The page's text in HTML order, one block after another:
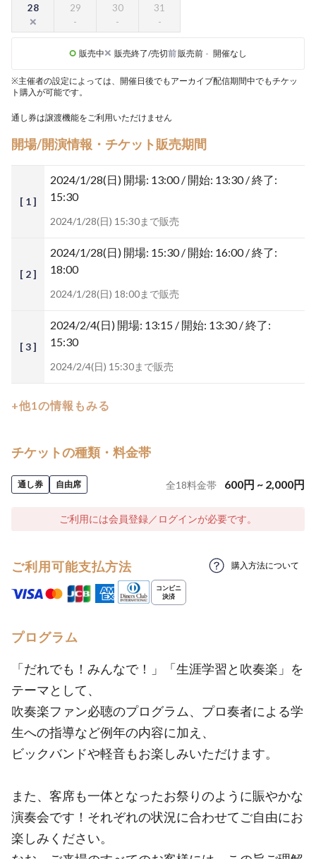
28 29 30 31
販売中 販売終了/売切前販売前 - 開催なし
※主催者の設定によっては、開催日後でもアーカイブ配信期間中でもチケッ
ト購入が可能です。
通し券は譲渡機能をご利用いただけません
開場/開演情報・チケット販売期間
[ 1 ]
2024/1/28(日) 開場: 13:00 / 開始: 13:30 / 終了:
15:30
2024/1/28(日) 15:30まで販売
[ 2 ]
2024/1/28(日) 開場: 15:30 / 開始: 16:00 / 終了:
18:00
2024/1/28(日) 18:00まで販売
[ 3 ]
2024/2/4(日) 開場: 13:15 / 開始: 13:30 / 終了:
15:30
2024/2/4(日) 15:30まで販売
+他1の情報もみる
チケットの種類・料金帯
通し券 自由席 全18料金帯 600円 ~ 2,000円
ご利用には会員登録／ログインが必要です。
ご利用可能支払方法 購入方法について
プログラム
「だれでも！みんなで！」「生涯学習と吹奏楽」を
テーマとして、
吹奏楽ファン必聴のプログラム、プロ奏者による学
生への指導など例年の内容に加え、
ビックバンドや軽音もお楽しみいただけます。
また、客席も一体となったお祭りのように賑やかな
演奏会です！それぞれの状況に合わせてご自由にお
楽しみください。